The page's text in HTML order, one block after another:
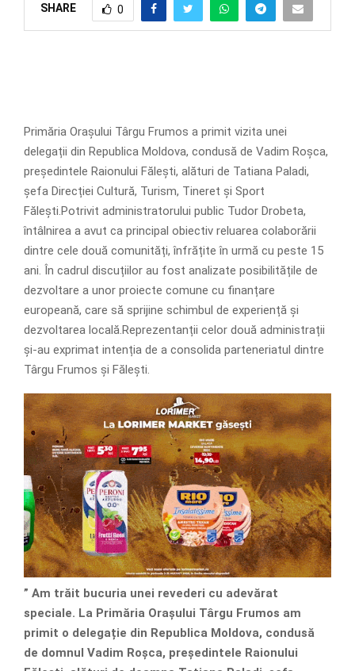
SHARE 0
Primăria Orașului Târgu Frumos a primit vizita unei
delegații din Republica Moldova, condusă de Vadim Roșca,
președintele Raionului Fălești, alături de Tatiana Paladi,
șefa Direcției Cultură, Turism, Tineret și Sport
Fălești.Potrivit administratorului public Tudor Drobeta,
întâlnirea a avut ca principal obiectiv reluarea colaborării
dintre cele două comunități, înfrățite în urmă cu peste 15
ani. În cadrul discuțiilor au fost analizate posibilitățile de
dezvoltare a unor proiecte comune cu finanțare
europeană, care să sprijine schimbul de experiență și
dezvoltarea locală.Reprezentanții celor două administrații
și-au exprimat intenția de a consolida parteneriatul dintre
Târgu Frumos și Fălești.
” Am trăit bucuria unei revederi cu adevărat
speciale. La Primăria Orașului Târgu Frumos am
primit o delegație din Republica Moldova, condusă
de domnul Vadim Roșca, președintele Raionului